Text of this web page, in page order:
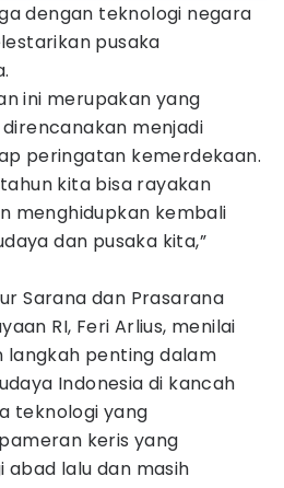
dengan teknologi negara
pusaka
ini merupakan yang
menjadi
peringatan kemerdekaan.
kita bisa rayakan
menghidupkan kembali
dan pusaka kita,”
Sarana dan Prasarana
RI, Feri Arlius, menilai
langkah penting dalam
Indonesia di kancah
teknologi yang
keris yang
lalu dan masih